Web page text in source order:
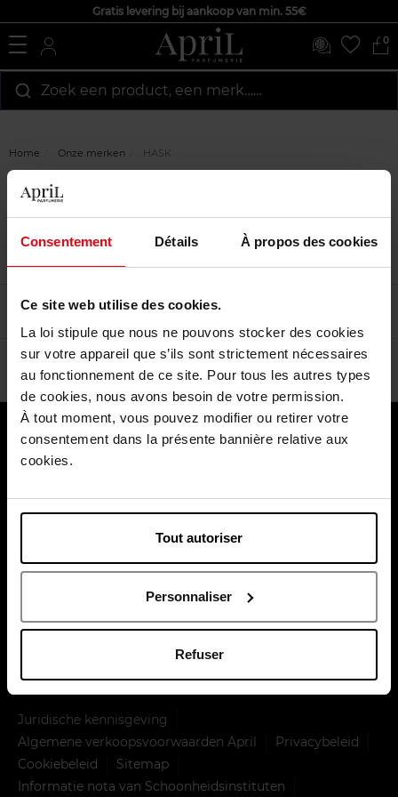
Consentement Détails À propos des cookies
Ce site web utilise des cookies.
La loi stipule que nous ne pouvons stocker des cookies
sur votre appareil que s’ils sont strictement nécessaires
au fonctionnement de ce site. Pour tous les autres types
de cookies, nous avons besoin de votre permission.
À tout moment, vous pouvez modifier ou retirer votre
consentement dans la présente bannière relative aux
cookies.
Tout autoriser
Personnaliser
Refuser
Gratis levering bij aankoop van min. 55€
0
Zoek een product, een merk…...
Home Onze merken HASK
Sorteren
Over ons
Betaal veilig
Juridische kennisgeving
Algemene verkoopsvoorwaarden April
Privacybeleid
Cookiebeleid
Sitemap
Informatie nota van Schoonheidsinstituten